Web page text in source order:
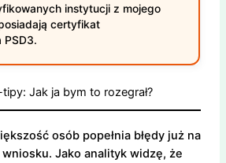
instytucji z mojego
certyfikat
PSD3.
Jak ja bym to rozegrał?
osób popełnia błędy już na
Jako analityk widzę, że